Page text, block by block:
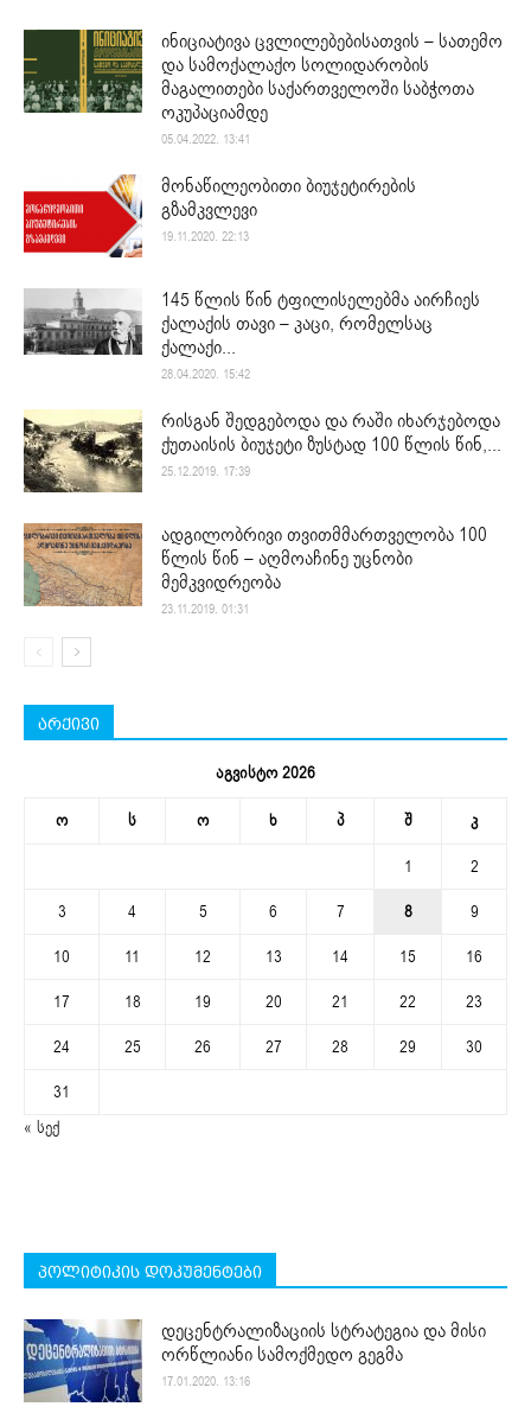
ინიციატივა ცვლილებებისათვის – სათემო
და სამოქალაქო სოლიდარობის
მაგალითები საქართველოში საბჭოთა
ოკუპაციამდე
05.04.2022. 13:41
მონაწილეობითი ბიუჯეტირების
გზამკვლევი
19.11.2020. 22:13
145 წლის წინ ტფილისელებმა აირჩიეს
ქალაქის თავი – კაცი, რომელსაც
ქალაქი...
28.04.2020. 15:42
რისგან შედგებოდა და რაში იხარჯებოდა
ქუთაისის ბიუჯეტი ზუსტად 100 წლის წინ,...
25.12.2019. 17:39
ადგილობრივი თვითმმართველობა 100
წლის წინ – აღმოაჩინე უცნობი
მემკვიდრეობა
23.11.2019. 01:31
არქივი
აგვისტო 2026
ო ს ო ხ პ შ კ
1
2
3
4 5 6 7 8
9
10
11 12 13 14 15
16
17
18 19 20 21 22
23
24
25 26 27 28 29
30
31
« სექ
პოლიტიკის დოკუმენტები
დეცენტრალიზაციის სტრატეგია და მისი
ორწლიანი სამოქმედო გეგმა
17.01.2020. 13:16